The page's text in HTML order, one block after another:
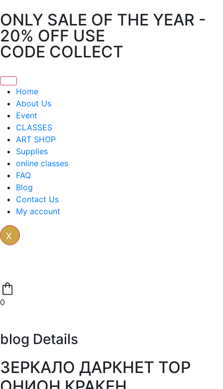
ONLY SALE OF THE YEAR -
20% OFF USE
CODE COLLECT
Home
About Us
Event
CLASSES
ART SHOP
Supplies
online classes
FAQ
Blog
Contact Us
My account
X
0
blog Details
ЗЕРКАЛО ДАРКНЕТ ТОР